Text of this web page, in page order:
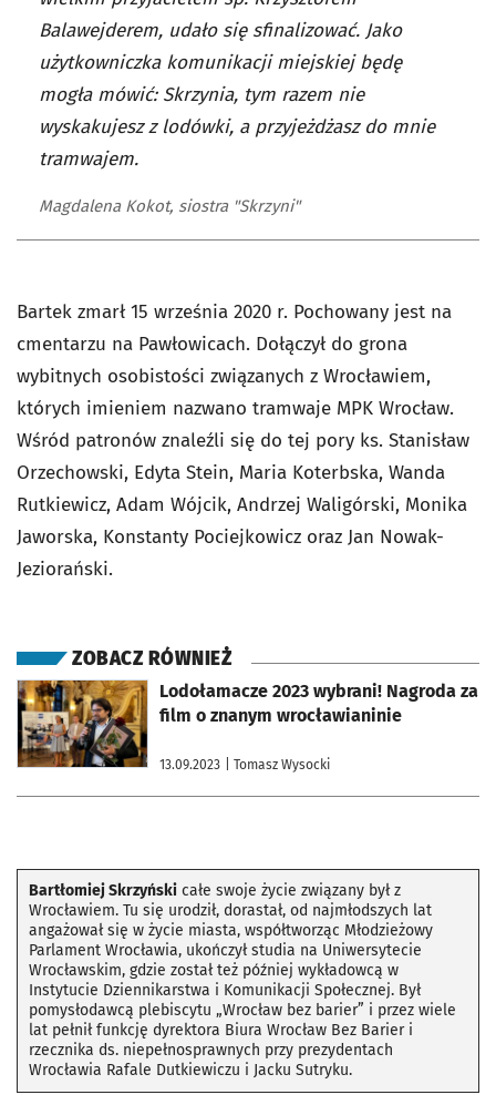
Balawejderem, udało się sfinalizować. Jako
użytkowniczka komunikacji miejskiej będę
mogła mówić: Skrzynia, tym razem nie
wyskakujesz z lodówki, a przyjeżdżasz do mnie
tramwajem.
Magdalena Kokot, siostra "Skrzyni"
Bartek zmarł 15 września 2020 r. Pochowany jest na
cmentarzu na Pawłowicach. Dołączył do grona
wybitnych osobistości związanych z Wrocławiem,
których imieniem nazwano tramwaje MPK Wrocław.
Wśród patronów znaleźli się do tej pory ks. Stanisław
Orzechowski, Edyta Stein, Maria Koterbska, Wanda
Rutkiewicz, Adam Wójcik, Andrzej Waligórski, Monika
Jaworska, Konstanty Pociejkowicz oraz Jan Nowak-
Jeziorański.
ZOBACZ RÓWNIEŻ
Lodołamacze 2023 wybrani! Nagroda za
film o znanym wrocławianinie
13.09.2023 | Tomasz Wysocki
otworzy się w nowej karcie
Bartłomiej Skrzyński całe swoje życie związany był z
Wrocławiem. Tu się urodził, dorastał, od najmłodszych lat
angażował się w życie miasta, współtworząc Młodzieżowy
Parlament Wrocławia, ukończył studia na Uniwersytecie
Wrocławskim, gdzie został też później wykładowcą w
Instytucie Dziennikarstwa i Komunikacji Społecznej. Był
pomysłodawcą plebiscytu „Wrocław bez barier” i przez wiele
lat pełnił funkcję dyrektora Biura Wrocław Bez Barier i
rzecznika ds. niepełnosprawnych przy prezydentach
Wrocławia Rafale Dutkiewiczu i Jacku Sutryku.